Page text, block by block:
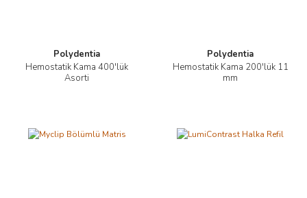
Polydentia
Hemostatik Kama 400'lük
Asorti
Polydentia
Hemostatik Kama 200'lük 11
mm